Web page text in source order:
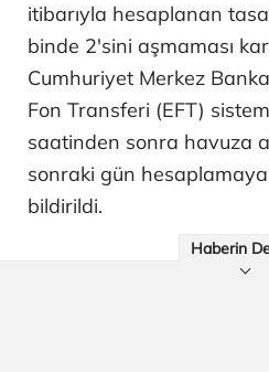
itibarıyla hesaplanan
binde 2'sini aşmaması
Cumhuriyet Merkez
Fon Transferi (EFT)
saatinden sonra havuza
sonraki gün
bildirildi.
Haberin